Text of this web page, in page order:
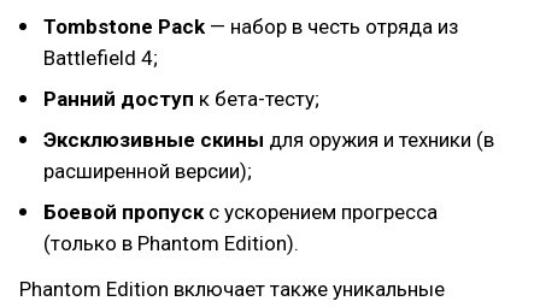
Tombstone Pack — набор в честь отряда из
Battlefield 4;
Ранний доступ к бета-тесту;
Эксклюзивные скины для оружия и техники (в
расширенной версии);
Боевой пропускс ускорением прогресса
(только в Phantom Edition).
Phantom Edition включает также уникальные